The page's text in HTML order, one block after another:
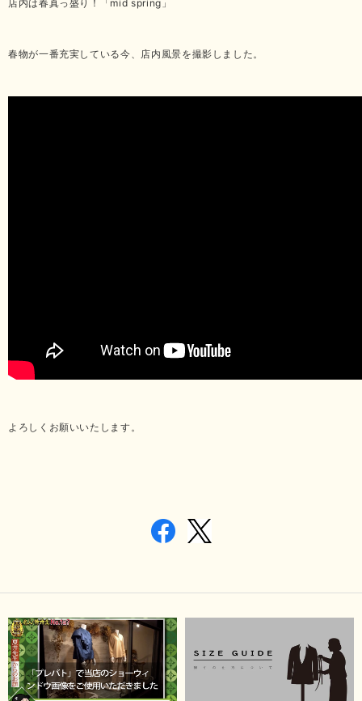
店内は春真っ盛り！「mid spring」
春物が一番充実している今、店内風景を撮影しました。
よろしくお願いいたします。